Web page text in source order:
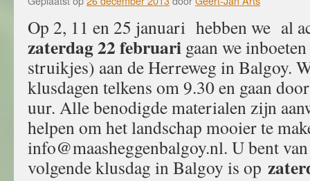
Op 2, 11 en 25 januari hebben we al
zaterdag 22 februari gaan we
struikjes) aan de Herreweg in Balgoy.
klusdagen telkens om 9.30 en gaan
uur. Alle benodigde materialen zijn
helpen om het landschap mooier te
info@maasheggenbalgoy.nl. U bent
volgende klusdag in Balgoy is op